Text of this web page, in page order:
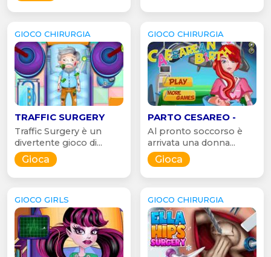
GIOCO CHIRURGIA
TRAFFIC SURGERY
Traffic Surgery è un
divertente gioco di...
Gioca
GIOCO CHIRURGIA
PARTO CESAREO -
Al pronto soccorso è
arrivata una donna...
Gioca
GIOCO GIRLS GIOCO CHIRURGIA